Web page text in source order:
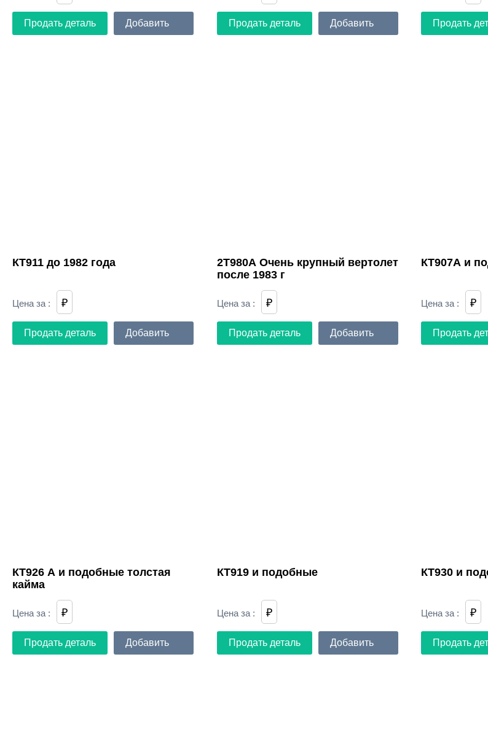
Продать деталь Добавить Продать деталь Добавить Продать
КТ911 до 1982 года
Цена за : ₽
Продать деталь Добавить
2Т980А Очень крупный вертолет
после 1983 г
Цена за : ₽
Продать деталь Добавить
КТ907А и
Цена за : ₽
Продать
КТ926 А и подобные толстая
кайма
Цена за : ₽
Продать деталь Добавить
КТ919 и подобные
Цена за : ₽
Продать деталь Добавить
КТ930 и
Цена за : ₽
Продать